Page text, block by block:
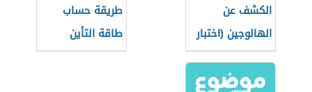
الكشف عن
الهالوجين (اختبار
بيلشتاين)
طريقة حساب
طاقة التأين